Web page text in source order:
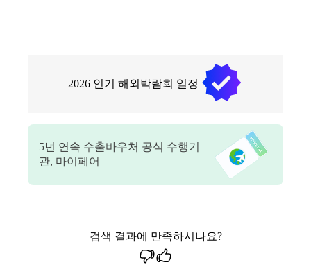
2026 인기 해외박람회 일정
5년 연속 수출바우처 공식 수행기
관, 마이페어
검색 결과에 만족하시나요?